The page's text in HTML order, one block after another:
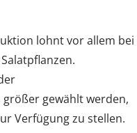
lohnt vor allem bei
gewählt werden,
Verfügung zu stellen.